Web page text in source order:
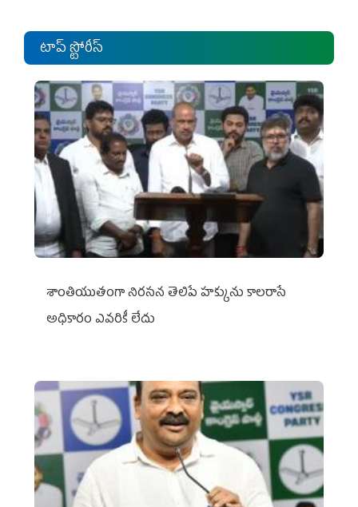
టాప్ స్టోరీస్
శాంతియుతంగా నిరసన తెలిపే హక్కును కాలరాసే
అధికారం ఎవరికీ లేదు